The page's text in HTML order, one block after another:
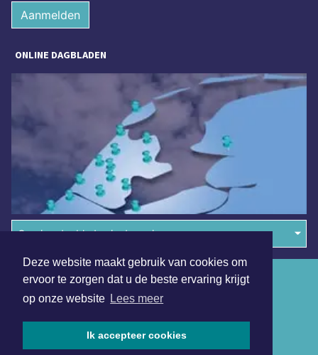
Deze website maakt gebruik van cookies om
ervoor te zorgen dat u de beste ervaring krijgt
op onze website Lees meer
Ik accepteer cookies
Aanmelden
ONLINE DAGBLADEN
Overige dagbladen in de regio
Algemene voorwaarden
Disclaimer